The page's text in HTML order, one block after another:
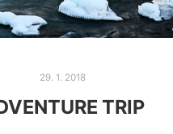
29. 1. 2018
TRIP